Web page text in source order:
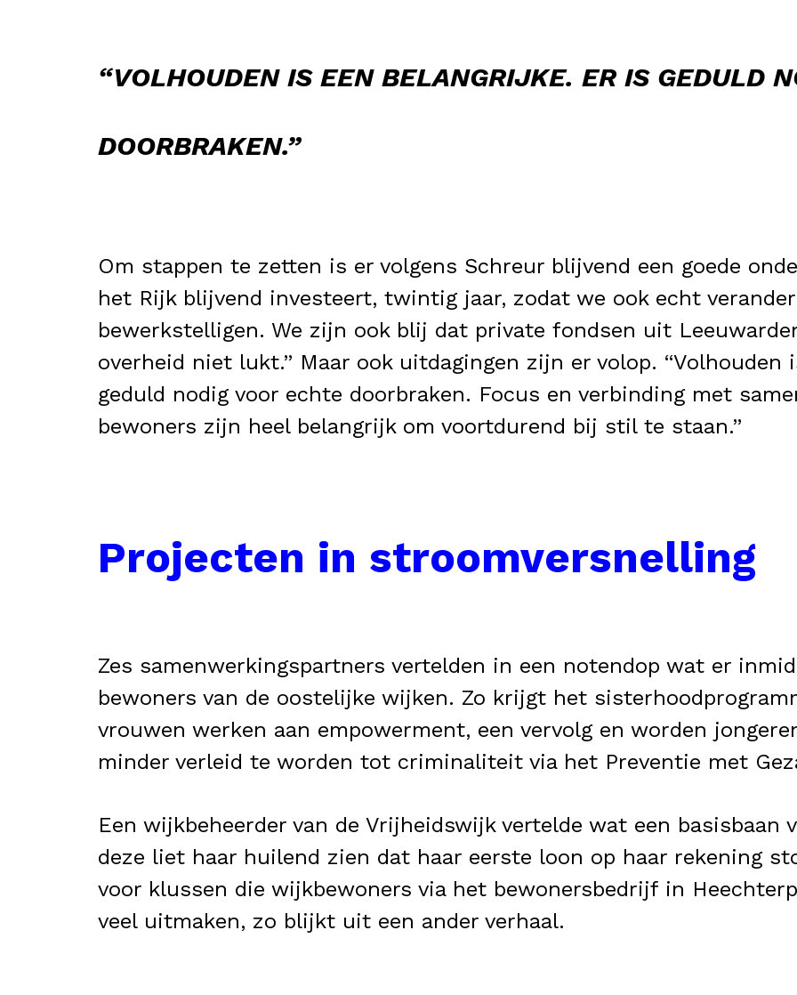
“VOLHOUDEN IS EEN BELANGRIJKE. ER IS GEDULD
DOORBRAKEN.”
Om stappen te zetten is er volgens Schreur blijvend een goede
het Rijk blijvend investeert, twintig jaar, zodat we ook echt
bewerkstelligen. We zijn ook blij dat private fondsen uit
overheid niet lukt.” Maar ook uitdagingen zijn er volop. “Volhouden
geduld nodig voor echte doorbraken. Focus en verbinding met
bewoners zijn heel belangrijk om voortdurend bij stil te staan.”
Projecten in stroomversnelling
Zes samenwerkingspartners vertelden in een notendop wat er
bewoners van de oostelijke wijken. Zo krijgt het
vrouwen werken aan empowerment, een vervolg en worden
minder verleid te worden tot criminaliteit via het Preventie met
Een wijkbeheerder van de Vrijheidswijk vertelde wat een
deze liet haar huilend zien dat haar eerste loon op haar rekening
voor klussen die wijkbewoners via het bewonersbedrijf in
veel uitmaken, zo blijkt uit een ander verhaal.